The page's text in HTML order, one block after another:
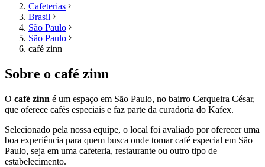
Cafeterias
Brasil
São Paulo
São Paulo
café zinn
Sobre o café zinn
O café zinn é um espaço em São Paulo, no bairro Cerqueira César,
que oferece cafés especiais e faz parte da curadoria do Kafex.
Selecionado pela nossa equipe, o local foi avaliado por oferecer uma
boa experiência para quem busca onde tomar café especial em São
Paulo, seja em uma cafeteria, restaurante ou outro tipo de
estabelecimento.